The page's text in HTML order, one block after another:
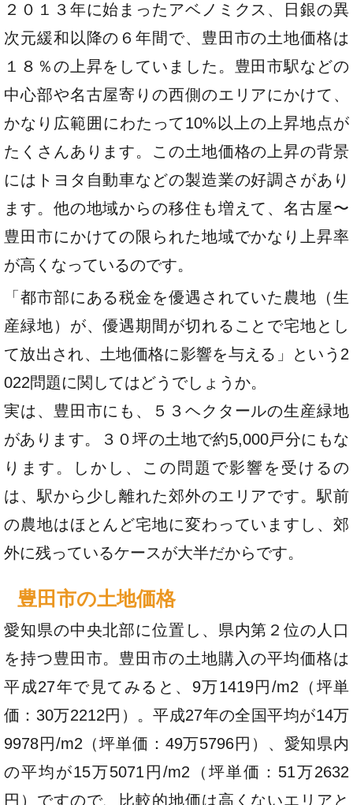
２０１３年に始まったアベノミクス、日銀の異
次元緩和以降の６年間で、豊田市の土地価格は
１８％の上昇をしていました。豊田市駅などの
中心部や名古屋寄りの西側のエリアにかけて、
かなり広範囲にわたって10%以上の上昇地点が
たくさんあります。この土地価格の上昇の背景
にはトヨタ自動車などの製造業の好調さがあり
ます。他の地域からの移住も増えて、名古屋〜
豊田市にかけての限られた地域でかなり上昇率
が高くなっているのです。
「都市部にある税金を優遇されていた農地（生
産緑地）が、優遇期間が切れることで宅地とし
て放出され、土地価格に影響を与える」という2
022問題に関してはどうでしょうか。
実は、豊田市にも、５３ヘクタールの生産緑地
があります。３０坪の土地で約5,000戸分にもな
ります。しかし、この問題で影響を受けるの
は、駅から少し離れた郊外のエリアです。駅前
の農地はほとんど宅地に変わっていますし、郊
外に残っているケースが大半だからです。
豊田市の土地価格
愛知県の中央北部に位置し、県内第２位の人口
を持つ豊田市。豊田市の土地購入の平均価格は
平成27年で見てみると、9万1419円/m2（坪単
価：30万2212円）。平成27年の全国平均が14万
9978円/m2（坪単価：49万5796円）、愛知県内
の平均が15万5071円/m2（坪単価：51万2632
円）ですので、比較的地価は高くないエリアと